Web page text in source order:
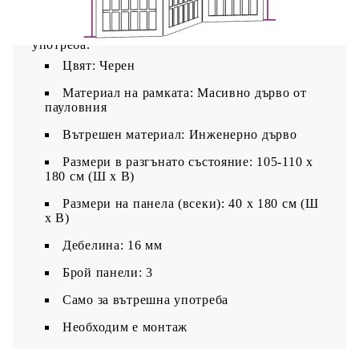
стая добавя характер и декорация към
пространството. Внимание:Само за вътрешна
употреба.
Цвят: Черен
Материал на рамката: Масивно дърво от
пауловния
Вътрешен материал: Инженерно дърво
Размери в разгънато състояние: 105-110 x
180 см (Ш x В)
Размери на панела (всеки): 40 x 180 см (Ш
x В)
Дебелина: 16 мм
Брой панели: 3
Само за вътрешна употреба
Необходим е монтаж